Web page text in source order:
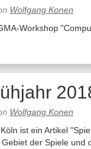
Wolfgang Konen
Workshop
Wolfgang Konen
ist ein Artikel
der Spiele und